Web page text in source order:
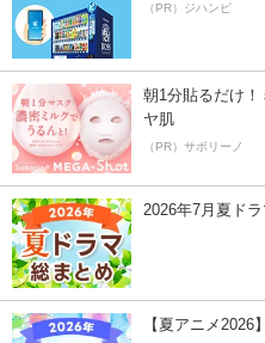
（PR）ジハンピ
朝1分貼るだけ
ヤ肌
（PR）サボリーノ
2026年7月夏ド
【夏アニメ2026